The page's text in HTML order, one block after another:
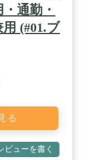
通勤・
(#01.ブ
る
ビューを書く